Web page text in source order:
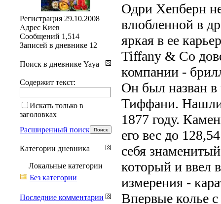
Одри Хепберн
влюбленной в
яркая в ее
Tiffany & Co
компании -
Он был назван в
Тиффани. Нашли
1877 году.
его вес до
себя
который и ввел
измерения -
Впервые колье
Регистрация 29.10.2008
Адрес Киев
Сообщений 1,514
Записей в дневнике 12
Поиск в дневнике Yaya
Содержит текст:
Искать только в
заголовках
Расширенный поиск
Категории дневника
Локальные категории
Без категории
Последние комментарии